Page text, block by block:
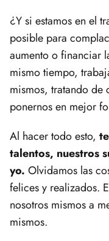
¿Y si estamos en el
posible para
aumento o financiar
mismo tiempo,
mismos, tratando de
ponernos en mejor
Al hacer todo esto,
talentos, nuestros
yo. Olvidamos las
felices y realizados.
nosotros mismos a
mismos.